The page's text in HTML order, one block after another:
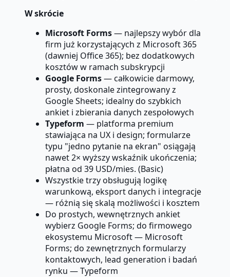
W skrócie
Microsoft Forms— najlepszy wybór dla
firm już korzystających z Microsoft 365
(dawniej Office 365); bez dodatkowych
kosztów w ramach subskrypcji
Google Forms— całkowicie darmowy,
prosty, doskonale zintegrowany z
Google Sheets; idealny do szybkich
ankiet i zbierania danych zespołowych
Typeform — platforma premium
stawiająca na UX i design; formularze
typu "jedno pytanie na ekran" osiągają
nawet 2× wyższy wskaźnik ukończenia;
płatna od 39 USD/mies. (Basic)
Wszystkie trzy obsługują logikę
warunkową, eksport danych i integracje
— różnią się skalą możliwości i kosztem
Do prostych, wewnętrznych ankiet
wybierz Google Forms; do firmowego
ekosystemu Microsoft — Microsoft
Forms; do zewnętrznych formularzy
kontaktowych, lead generation i badań
rynku — Typeform